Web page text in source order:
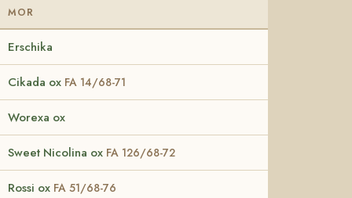
MOR
Erschika
Cikada ox FA 14/68-71
Worexa ox
Sweet Nicolina ox FA 126/68-72
Rossi ox FA 51/68-76